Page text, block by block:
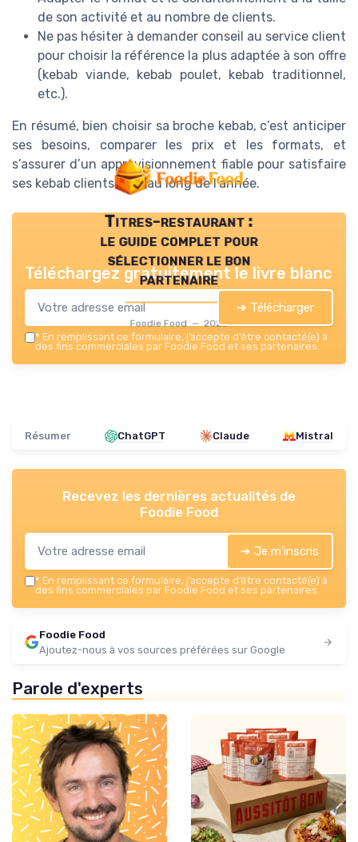
de son activité et au nombre de clients.
Ne pas hésiter à demander conseil au service client
pour choisir la référence la plus adaptée à son offre
(kebab viande, kebab poulet, kebab traditionnel,
etc.).
En résumé, bien choisir sa broche kebab, c’est anticiper
ses besoins, comparer les prix et les formats, et
s’assurer d’un approvisionnement fiable pour satisfaire
ses kebab clients tout au long de l’année.
Titres-restaurant :
le guide complet pour
sélectionner le bon
partenaire
Foodie Food — 2026
Téléchargez gratuitement le livre blanc
➔ Télécharger
* En remplissant ce formulaire, j’accepte d’être contacté(e) à
des fins commerciales par Foodie Food et ses partenaires.
Résumer ChatGPT Claude Mistral
Recevez les dernières actualités de
Foodie Food
➔ Je m'inscris
* En remplissant ce formulaire, j’accepte d’être contacté(e) à
des fins commerciales par Foodie Food et ses partenaires.
Foodie Food
Ajoutez-nous à vos sources préférées sur Google
Parole d'experts